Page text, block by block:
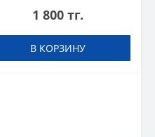
Lemonade 60 ml шот
1 800 тг.
В КОРЗИНУ